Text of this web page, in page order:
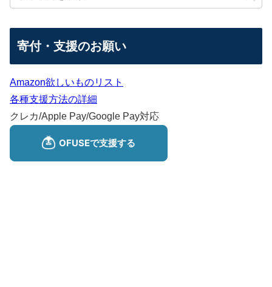
寄付・支援のお願い
Amazon欲しいものリスト
各種支援方法の詳細
クレカ/Apple Pay/Google Pay対応